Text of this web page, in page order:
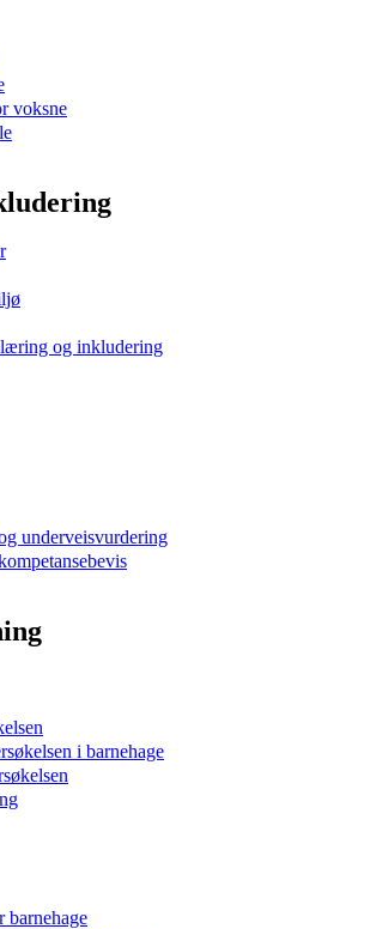
voksne
og inkludering
underveisvurdering
i barnehage
barnehage